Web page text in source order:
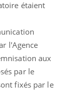
étaient
l'Agence
aux
par le
fixés par le